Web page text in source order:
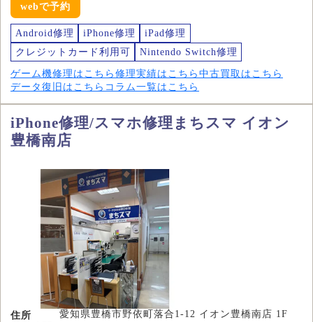
webで予約
Android修理 iPhone修理
iPad修理
クレジットカード利用可
Nintendo Switch修理
ゲーム機修理はこちら 修理実績はこちら 中古買取はこちら
データ復旧はこちら コラム一覧はこちら
iPhone修理/スマホ修理まちスマ イオン
豊橋南店
住所
愛知県豊橋市野依町落合1-12 イオン豊橋南店 1F